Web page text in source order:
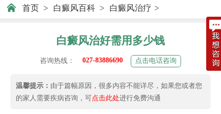
首页 > 白癜风百科 > 白癜风治疗 >
白癜风治好需用多少钱
咨询热线： 027-83886690 点击电话咨询
温馨提示： 由于篇幅原因，很多内容不能详尽，如果您或者您
的家人需要疾病咨询，可点击此处进行免费沟通